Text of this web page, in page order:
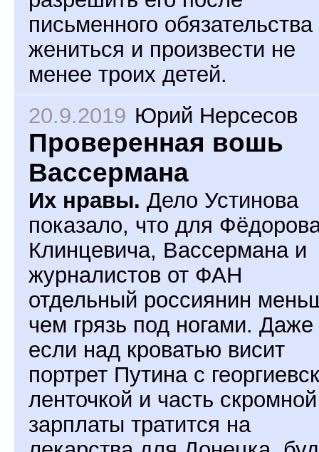
письменного обязательства
жениться и произвести не
менее троих детей.
20.9.2019 Юрий Нерсесов
Проверенная вошь
Вассермана
Их нравы. Дело Устинова
показало, что для
Клинцевича, Вассермана и
журналистов от ФАН
отдельный россиянин
чем грязь под ногами. Даже
если над кроватью висит
портрет Путина с
ленточкой и часть скромной
зарплаты тратится на